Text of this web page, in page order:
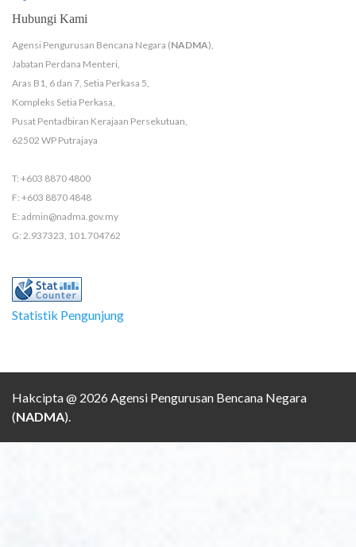
Hubungi Kami
Agensi Pengurusan Bencana Negara (NADMA),
Jabatan Perdana Menteri,
Aras B1, 6 dan 7, Setia Perkasa 5,
Kompleks Setia Perkasa,
Pusat Pentadbiran Kerajaan Persekutuan,
62502 WP Putrajaya
T: +603 8870 4800
F: +603 8870 4848
E: admin@nadma.gov.my
G: 2.937323, 101.704762
Statistik Pengunjung
Hakcipta @ 2026 Agensi Pengurusan Bencana Negara
(NADMA).